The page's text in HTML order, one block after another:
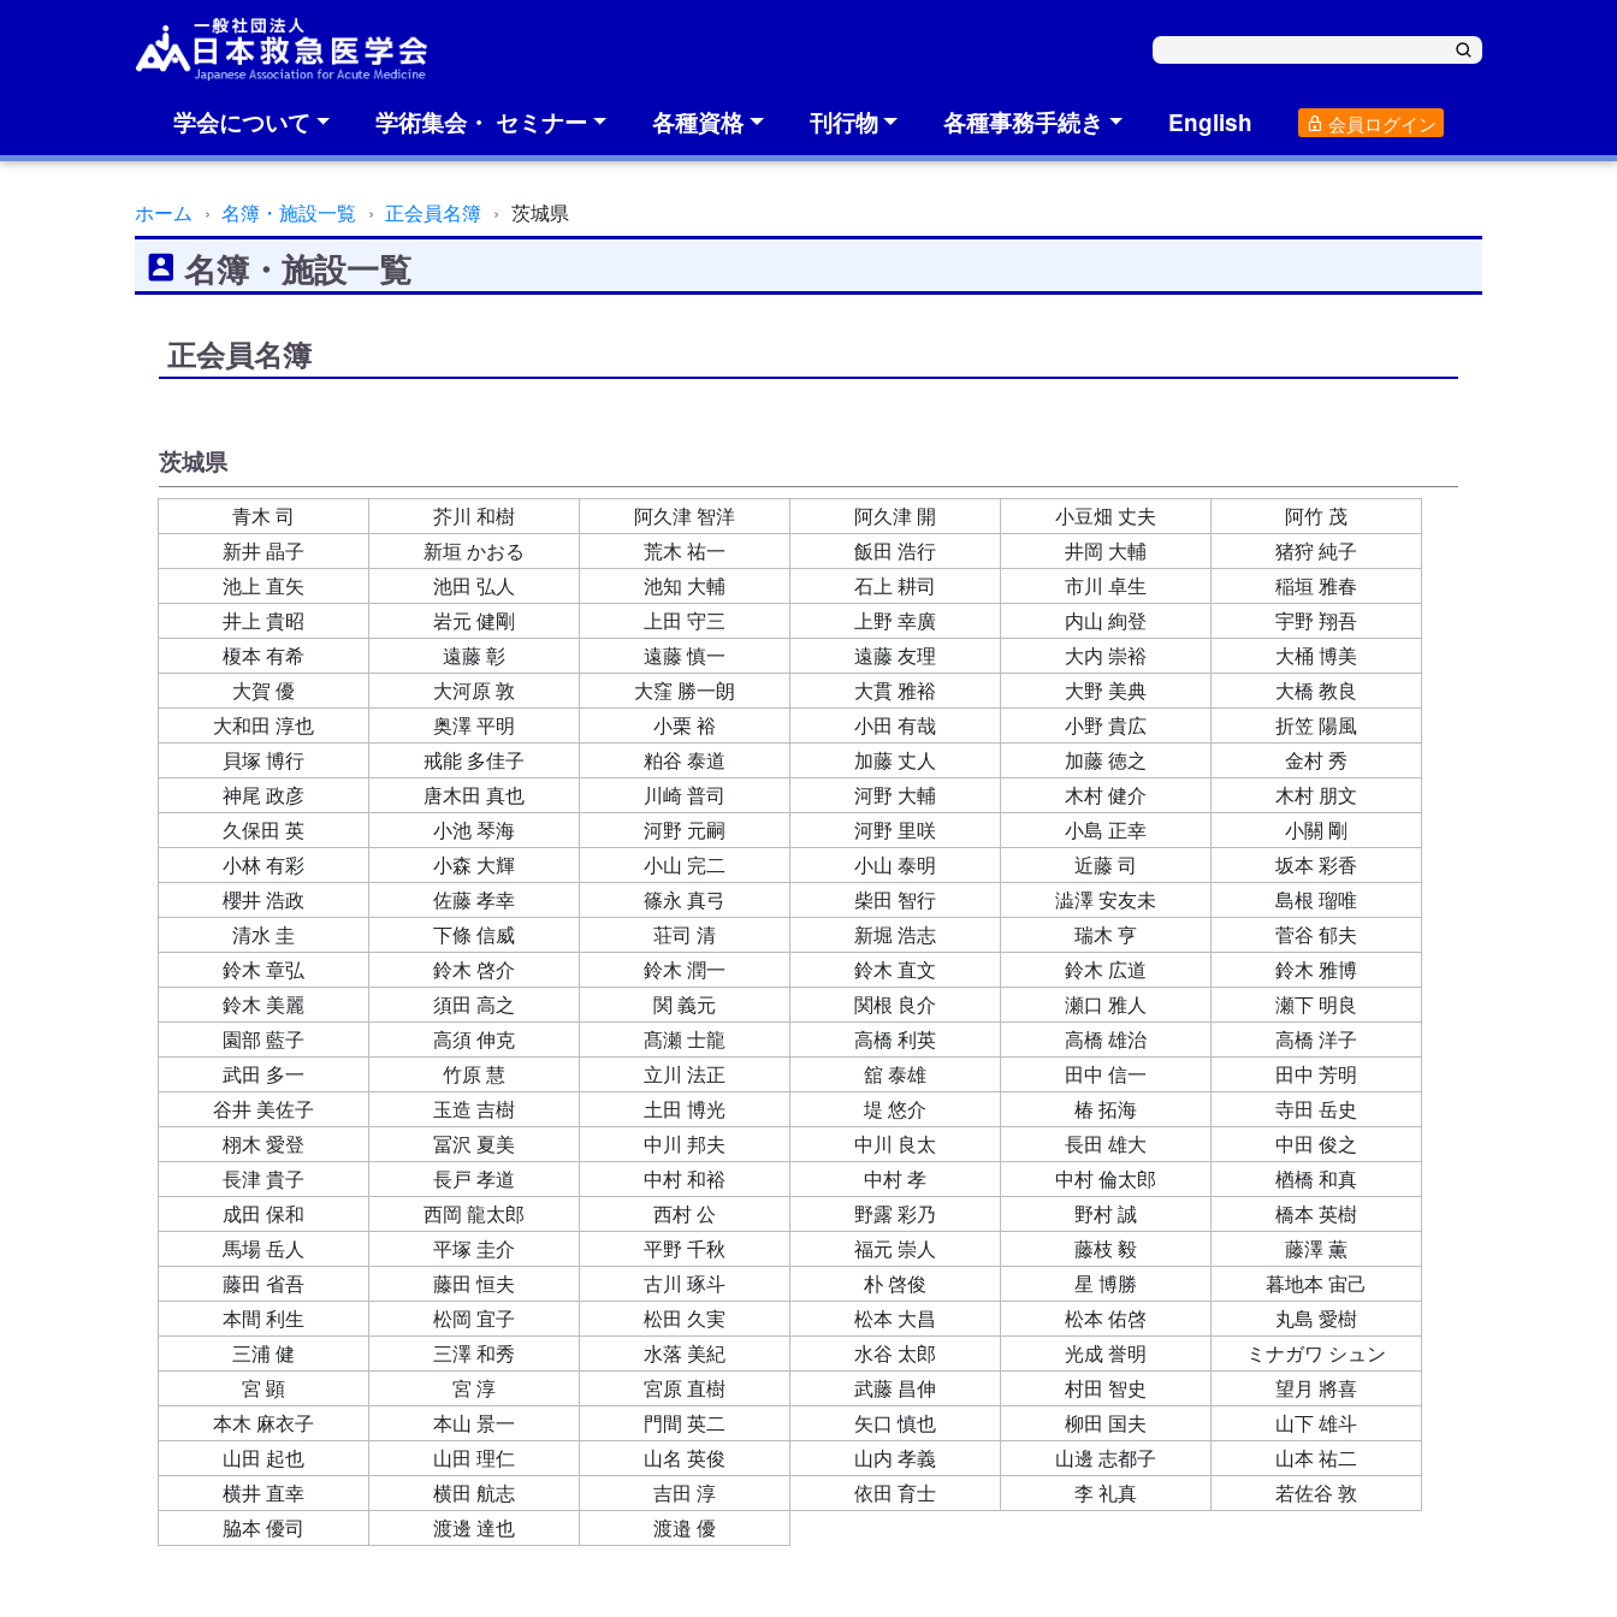
学会について 学術集会・ セミナー 各種資格 刊行物 各種事務手続き English 会員ログイン
ホーム 名簿・施設一覧 正会員名簿 茨城県
名簿・施設一覧
正会員名簿
茨城県
青木 司 芥川 和樹 阿久津 智洋 阿久津 開 小豆畑 丈夫
阿竹 茂
新井 晶子
新垣 かおる 荒木 祐一 飯田 浩行 井岡 大輔
猪狩 純子
池上 直矢
池田 弘人 池知 大輔 石上 耕司 市川 卓生
稲垣 雅春
井上 貴昭
岩元 健剛 上田 守三 上野 幸廣 内山 絢登
宇野 翔吾
榎本 有希
遠藤 彰 遠藤 慎一 遠藤 友理 大内 崇裕
大桶 博美
大賀 優
大河原 敦 大窪 勝一朗 大貫 雅裕 大野 美典
大橋 教良
大和田 淳也
奥澤 平明 小栗 裕 小田 有哉 小野 貴広
折笠 陽風
貝塚 博行
戒能 多佳子 粕谷 泰道 加藤 丈人 加藤 徳之
金村 秀
神尾 政彦
唐木田 真也 川崎 普司 河野 大輔 木村 健介
木村 朋文
久保田 英
小池 琴海 河野 元嗣 河野 里咲 小島 正幸
小關 剛
小林 有彩
小森 大輝 小山 完二 小山 泰明 近藤 司
坂本 彩香
櫻井 浩政
佐藤 孝幸 篠永 真弓 柴田 智行 澁澤 安友未
島根 瑠唯
清水 圭
下條 信威 荘司 清 新堀 浩志 瑞木 亨
菅谷 郁夫
鈴木 章弘
鈴木 啓介 鈴木 潤一 鈴木 直文 鈴木 広道
鈴木 雅博
鈴木 美麗
須田 高之 関 義元 関根 良介 瀬口 雅人
瀬下 明良
園部 藍子
高須 伸克 髙瀬 士龍 高橋 利英 高橋 雄治
高橋 洋子
武田 多一
竹原 慧 立川 法正 舘 泰雄 田中 信一
田中 芳明
谷井 美佐子
玉造 吉樹 土田 博光 堤 悠介 椿 拓海
寺田 岳史
栩木 愛登
冨沢 夏美 中川 邦夫 中川 良太 長田 雄大
中田 俊之
長津 貴子
長戸 孝道 中村 和裕 中村 孝 中村 倫太郎
楢橋 和真
成田 保和
西岡 龍太郎 西村 公 野露 彩乃 野村 誠
橋本 英樹
馬場 岳人
平塚 圭介 平野 千秋 福元 崇人 藤枝 毅
藤澤 薫
藤田 省吾
藤田 恒夫 古川 琢斗 朴 啓俊 星 博勝
暮地本 宙己
本間 利生
松岡 宜子 松田 久実 松本 大昌 松本 佑啓
丸島 愛樹
三浦 健
三澤 和秀 水落 美紀 水谷 太郎 光成 誉明
ミナガワ シュン
宮 顕
宮 淳 宮原 直樹 武藤 昌伸 村田 智史
望月 將喜
本木 麻衣子
本山 景一 門間 英二 矢口 慎也 柳田 国夫
山下 雄斗
山田 起也
山田 理仁 山名 英俊 山内 孝義 山邊 志都子
山本 祐二
横井 直幸
横田 航志 吉田 淳 依田 育士 李 礼真
若佐谷 敦
脇本 優司
渡邊 達也 渡邉 優